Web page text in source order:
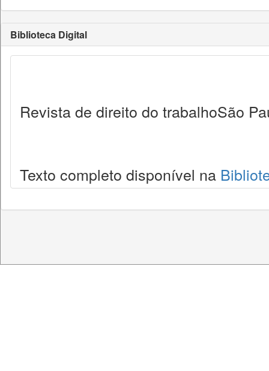
Biblioteca Digital
Revista de direito do trabalhoSão
Texto completo disponível na